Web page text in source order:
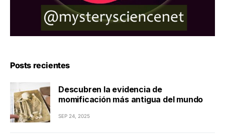
Posts recientes
Descubren la evidencia de
momificación más antigua del mundo
SEP 24, 2025